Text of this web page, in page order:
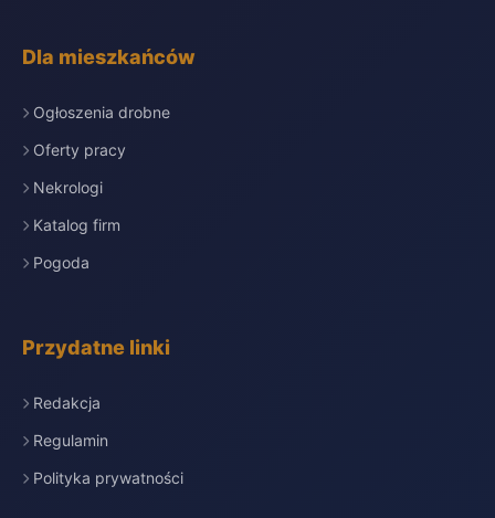
Dla mieszkańców
Ogłoszenia drobne
Oferty pracy
Nekrologi
Katalog firm
Pogoda
Przydatne linki
Redakcja
Regulamin
Polityka prywatności